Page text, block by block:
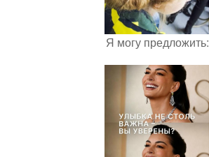
Я могу предложить: